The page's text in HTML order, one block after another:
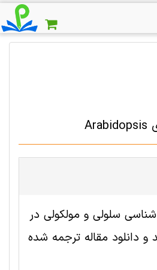
مقاله زیست شناسی سلولی و مولکولی در
مقاله ترجمه شده